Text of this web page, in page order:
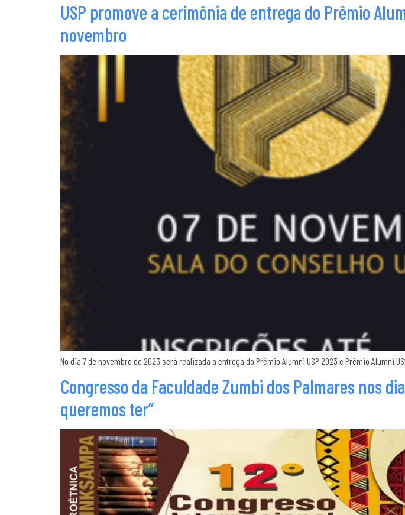
USP promove a cerimônia de entrega do Prêmio
novembro
No dia 7 de novembro de 2023 será realizada a entrega do Prêmio Alumni USP 2023 e Prêmio Alumni
Congresso da Faculdade Zumbi dos Palmares nos
queremos ter”